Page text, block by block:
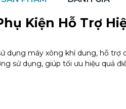
Kiện Hỗ Trợ
dụng máy xông khí dung, hỗ
sử dụng, giúp tối ưu hiệu quả